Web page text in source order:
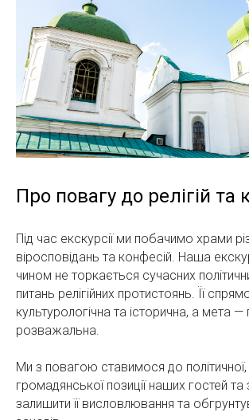
Про повагу до релігій та
Під час екскурсії ми побачимо храми
віросповідань та конфесій. Наша
чином не торкається сучасних
питань релігійних протистоянь. Її
культурологічна та історична, а мета —
розважальна.
Ми з повагою ставимося до політичної,
громадянської позиції наших гостей
залишити її висловлювання та